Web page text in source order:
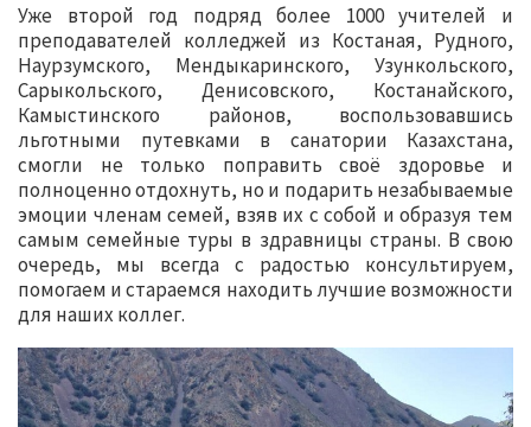
Уже второй год подряд более 1000 учителей и
преподавателей колледжей из Костаная, Рудного,
Наурзумского, Мендыкаринского, Узункольского,
Сарыкольского, Денисовского, Костанайского,
Камыстинского районов, воспользовавшись
льготными путевками в санатории Казахстана,
смогли не только поправить своё здоровье и
полноценно отдохнуть, но и подарить незабываемые
эмоции членам семей, взяв их с собой и образуя тем
самым семейные туры в здравницы страны. В свою
очередь, мы всегда с радостью консультируем,
помогаем и стараемся находить лучшие возможности
для наших коллег.